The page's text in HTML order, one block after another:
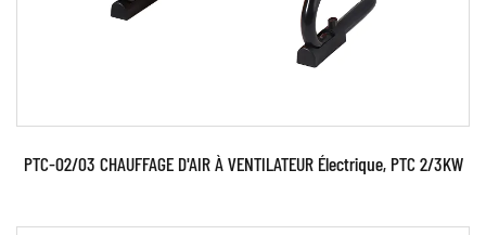
PTC-02/03 CHAUFFAGE D'AIR À VENTILATEUR Électrique, PTC 2/3KW